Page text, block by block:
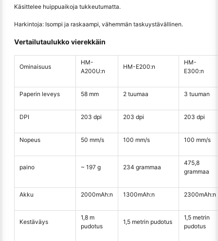
Käsittelee huippuaikoja tukkeutumatta.
Harkintoja: Isompi ja raskaampi, vähemmän taskuystävällinen.
Vertailutaulukko vierekkäin
Ominaisuus
HM-
A200U:n
HM-E200:n
HM-
E300:n
Paperin leveys 58 mm 2 tuumaa 3 tuuman
DPI 203 dpi 203 dpi 203 dpi
Nopeus 50 mm/s 100 mm/s 100 mm/s
paino ~ 197 g 234 grammaa
475,8
grammaa
Akku 2000mAh:n 1300mAh:n 2300mAh:n
Kestäväys
1,8 m
pudotus
1,5 metrin pudotus
1,5 metrin
pudotus